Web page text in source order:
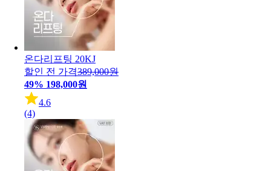
온다리프팅 20KJ
할인 전 가격389,000원
49% 198,000원
4.6
(4)